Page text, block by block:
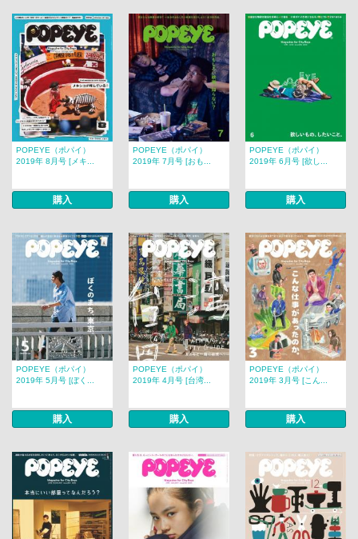
POPEYE（ポパイ）
2019年 8月号 [メキ...
購入
POPEYE（ポパイ）
2019年 7月号 [おも...
購入
POPEYE（ポパイ）
2019年 6月号 [欲し...
購入
POPEYE（ポパイ）
2019年 5月号 [ぼく...
購入
POPEYE（ポパイ）
2019年 4月号 [台湾...
購入
POPEYE（ポパイ）
2019年 3月号 [こん...
購入